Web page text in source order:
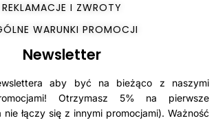
REKLAMACJE I ZWROTY
WARUNKI PROMOCJI
Newsletter
aby być na bieżąco z naszymi
Otrzymasz 5% na pierwsze
nie łączy się z innymi promocjami). Ważność